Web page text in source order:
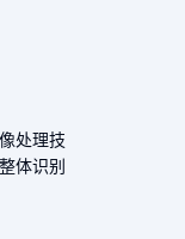
处理技
体识别